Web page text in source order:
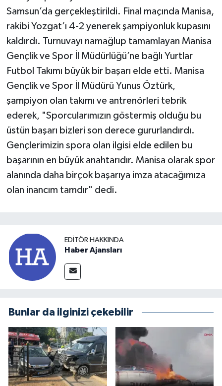
Samsun’da gerçekleştirildi. Final maçında Manisa,
rakibi Yozgat’ı 4-2 yenerek şampiyonluk kupasını
kaldırdı. Turnuvayı namağlup tamamlayan Manisa
Gençlik ve Spor İl Müdürlüğü’ne bağlı Yurtlar
Futbol Takımı büyük bir başarı elde etti. Manisa
Gençlik ve Spor İl Müdürü Yunus Öztürk,
şampiyon olan takımı ve antrenörleri tebrik
ederek, "Sporcularımızın göstermiş olduğu bu
üstün başarı bizleri son derece gururlandırdı.
Gençlerimizin spora olan ilgisi elde edilen bu
başarının en büyük anahtarıdır. Manisa olarak spor
alanında daha birçok başarıya imza atacağımıza
olan inancım tamdır" dedi.
EDITÖR HAKKINDA
Haber Ajansları
Bunlar da ilginizi çekebilir